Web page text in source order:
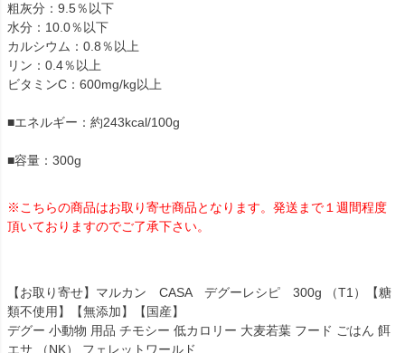
粗灰分：9.5％以下
水分：10.0％以下
カルシウム：0.8％以上
リン：0.4％以上
ビタミンC：600mg/kg以上
■エネルギー：約243kcal/100g
■容量：300g
※こちらの商品はお取り寄せ商品となります。発送まで１週間程度
頂いておりますのでご了承下さい。
【お取り寄せ】マルカン CASA デグーレシピ 300g （T1）【糖
類不使用】【無添加】【国産】
デグー 小動物 用品 チモシー 低カロリー 大麦若葉 フード ごはん 餌
エサ （NK） フェレットワールド